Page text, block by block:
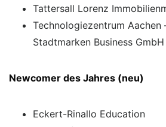
Tattersall Lorenz
Technologiezentrum Aachen
Stadtmarken Business GmbH
Newcomer des Jahres (neu)
Eckert-Rinallo Education